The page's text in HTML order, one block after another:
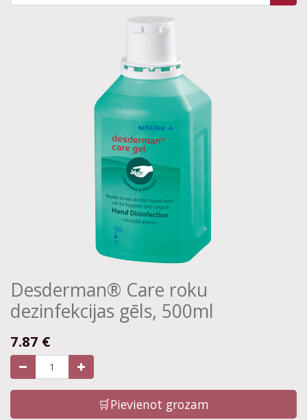
Desderman® Care roku
dezinfekcijas gēls, 500ml
7.87 €
🛒Pievienot grozam